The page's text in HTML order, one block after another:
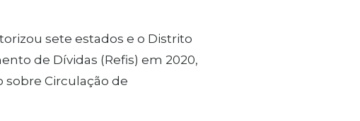
sete estados e o Distrito
de Dívidas (Refis) em 2020,
sobre Circulação de